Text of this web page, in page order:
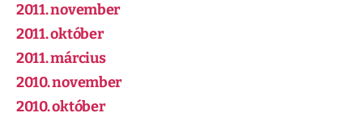
2011. november
2011. október
2011. március
2010. november
2010. október